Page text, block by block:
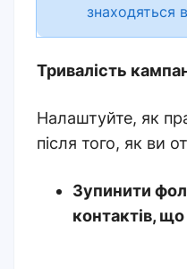
знаходяться
Тривалість
Налаштуйте, як
після того, як ви
Зупинити
контактів, що